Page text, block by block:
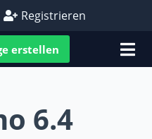
Registrieren
erstellen
6.4